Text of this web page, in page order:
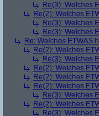
Re(3): Welches
Re(2): Welches
Re(3): Welches
Re(3): Welches
Re: Welches ETWAS
Re(2): Welches
Re(3): Welches
Re(2): Welches
Re(2): Welches
Re(2): Welches
Re(3): Welches
Re(2): Welches
Re(3): Welches